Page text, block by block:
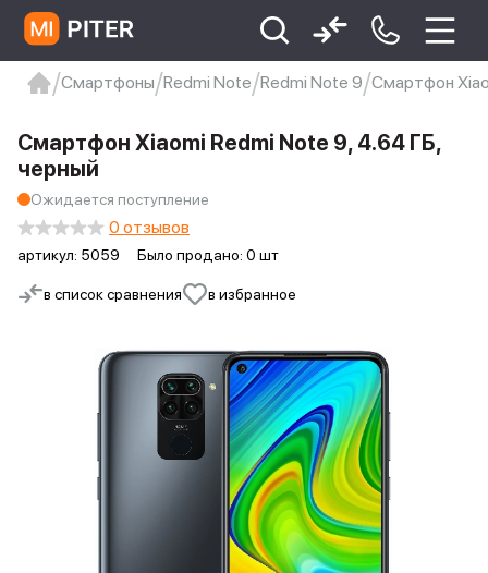
Xiaomi 9 про
xiaomi redmi 12c
Смартфоны Redmi Note Redmi Note 9 Смартфон
в список сравнения в избранное
Смартфон Xiaomi Redmi Note 9, 4.64 ГБ,
черный
Ожидается поступление
артикул: 5059 Было продано: 0 шт
0 отзывов